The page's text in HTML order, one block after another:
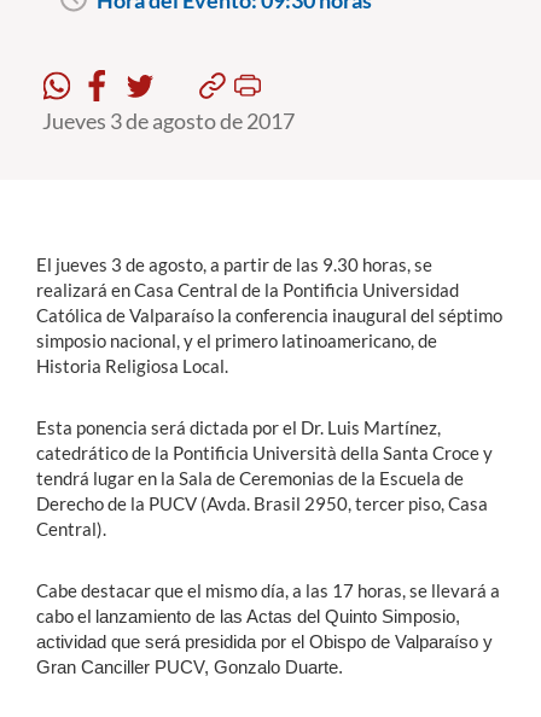
Estudiantes
English
Jueves 3 de agosto de 2017
El jueves 3 de agosto, a partir de las 9.30 horas, se
realizará en Casa Central de la Pontificia Universidad
Católica de Valparaíso la conferencia inaugural del séptimo
simposio nacional, y el primero latinoamericano, de
Historia Religiosa Local.
Esta ponencia será dictada por el Dr. Luis Martínez,
catedrático de la Pontificia Università della Santa Croce y
tendrá lugar en la Sala de Ceremonias de la Escuela de
Derecho de la PUCV (Avda. Brasil 2950, tercer piso, Casa
Central).
Cabe destacar que el mismo día, a las 17 horas, se llevará a
cabo el lanzamiento de las Actas del Quinto Simposio,
actividad que será presidida por el Obispo de Valparaíso y
Gran Canciller PUCV, Gonzalo Duarte.